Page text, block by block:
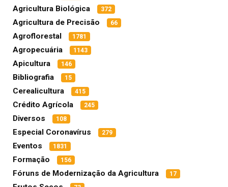
Agricultura Biológica 372
Agricultura de Precisão 66
Agroflorestal 1781
Agropecuária 1143
Apicultura 146
Bibliografia 15
Cerealicultura 415
Crédito Agrícola 245
Diversos 108
Especial Coronavírus 279
Eventos 1831
Formação 156
Fóruns de Modernização da Agricultura 17